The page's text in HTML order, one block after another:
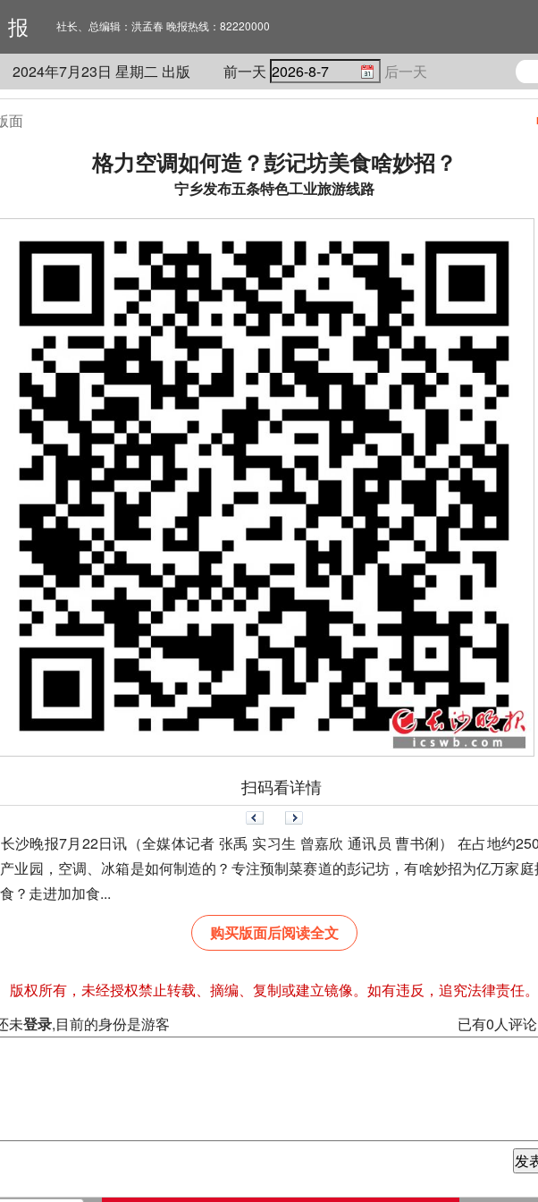
社长、总编辑：洪孟春 晚报热线：82220000
2024年7月23日 星期二 出版 前一天 后一天
面
格力空调如何造？彭记坊美食啥妙招？
宁乡发布五条特色工业旅游线路
扫码看详情
晚报7月22日讯（全媒体记者 张禹 实习生 曾嘉欣 通讯员 曹书俐） 在占地约
业园，空调、冰箱是如何制造的？专注预制菜赛道的彭记坊，有啥妙招为亿万家庭
？走进加加食...
购买版面后阅读全文
版权所有，未经授权禁止转载、摘编、复制或建立镜像。如有违反，追究法律责任。
未登录,目前的身份是游客 已有0人评论